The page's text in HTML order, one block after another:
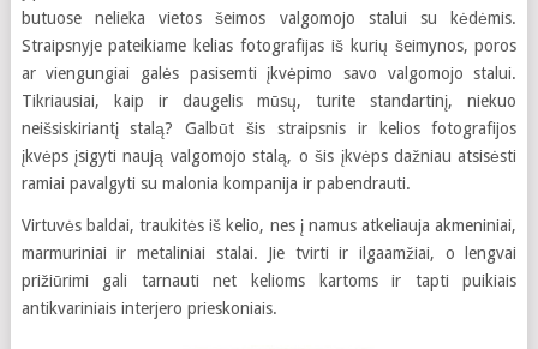
butuose nelieka vietos šeimos valgomojo stalui su kėdėmis.
Straipsnyje pateikiame kelias fotografijas iš kurių šeimynos, poros
ar viengungiai galės pasisemti įkvėpimo savo valgomojo stalui.
Tikriausiai, kaip ir daugelis mūsų, turite standartinį, niekuo
neišsiskiriantį stalą? Galbūt šis straipsnis ir kelios fotografijos
įkvėps įsigyti naują valgomojo stalą, o šis įkvėps dažniau atsisėsti
ramiai pavalgyti su malonia kompanija ir pabendrauti.
Virtuvės baldai, traukitės iš kelio, nes į namus atkeliauja akmeniniai,
marmuriniai ir metaliniai stalai. Jie tvirti ir ilgaamžiai, o lengvai
prižiūrimi gali tarnauti net kelioms kartoms ir tapti puikiais
antikvariniais interjero prieskoniais.